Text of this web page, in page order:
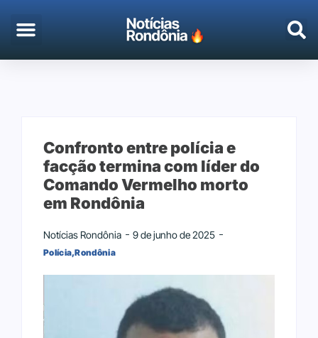
Confronto entre polícia e
facção termina com líder do
Comando Vermelho morto
em Rondônia
Notícias Rondônia 9 de junho de 2025
Polícia,Rondônia